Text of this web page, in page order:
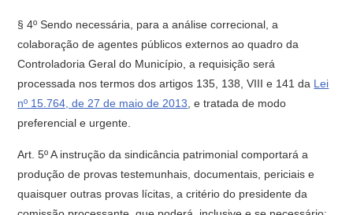
§ 4º Sendo necessária, para a análise correcional, a
colaboração de agentes públicos externos ao quadro da
Controladoria Geral do Município, a requisição será
processada nos termos dos artigos 135, 138, VIII e 141 da Lei
nº 15.764, de 27 de maio de 2013 , e tratada de modo
preferencial e urgente.
Art. 5º A instrução da sindicância patrimonial comportará a
produção de provas testemunhais, documentais, periciais e
quaisquer outras provas lícitas, a critério do presidente da